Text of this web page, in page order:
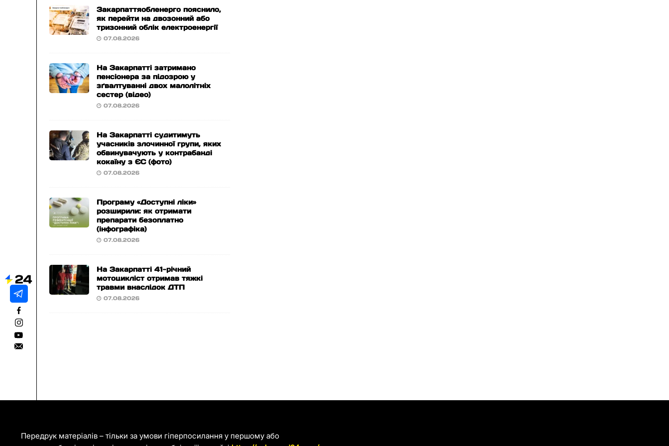
Закарпаттяобленерго пояснило,
як перейти на двозонний або
тризонний облік електроенергії
07.08.2026
На Закарпатті затримано
пенсіонера за підозрою у
зґвалтуванні двох малолітніх
сестер (відео)
07.08.2026
На Закарпатті судитимуть
учасників злочинної групи, яких
обвинувачують у контрабанді
кокаїну з ЄС (фото)
07.08.2026
Програму «Доступні ліки»
розширили: як отримати
препарати безоплатно
(інфографіка)
07.08.2026
На Закарпатті 41-річний
мотоцикліст отримав тяжкі
травми внаслідок ДТП
07.08.2026
Передрук матеріалів – тільки за умови гіперпосилання у першому або